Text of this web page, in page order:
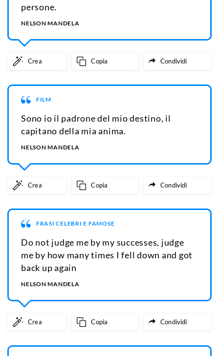
persone.
NELSON MANDELA
Crea Copia Condividi
FILM
Sono io il padrone del mio destino, il
capitano della mia anima.
NELSON MANDELA
Crea Copia Condividi
FRASI CELEBRI E FAMOSE
Do not judge me by my successes, judge
me by how many times I fell down and got
back up again
NELSON MANDELA
Crea Copia Condividi